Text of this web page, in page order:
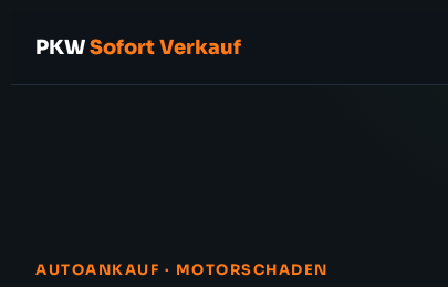
PKWSofort Verkauf
AUTOANKAUF · MOTORSCHADEN